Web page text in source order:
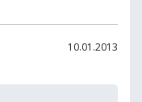
10.01.2013